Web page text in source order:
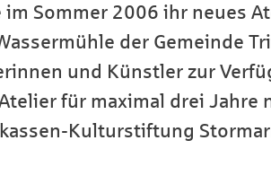
Sommer 2006 ihr neues
der Gemeinde
und Künstler zur
für maximal drei Jahre
Kulturstiftung